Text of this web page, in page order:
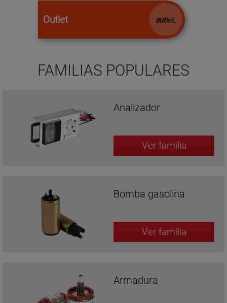
Outlet
FAMILIAS POPULARES
Analizador
Ver familia
Bomba gasolina
Ver familia
Armadura